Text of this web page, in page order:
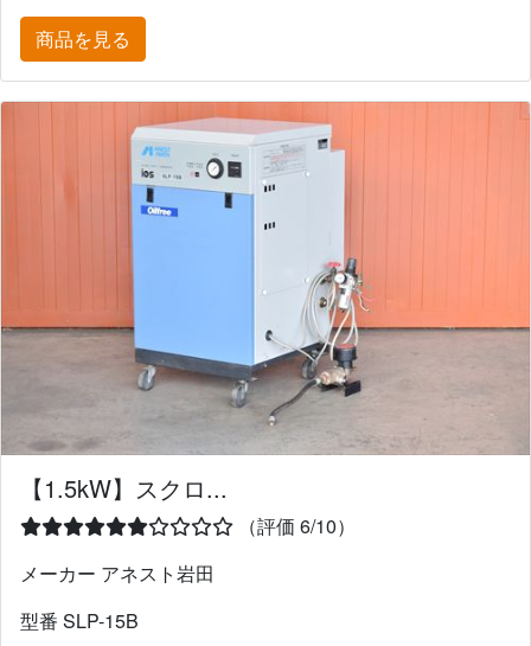
商品を見る
【1.5kW】スクロ...
（評価 6/10）
メーカー アネスト岩田
型番 SLP-15B